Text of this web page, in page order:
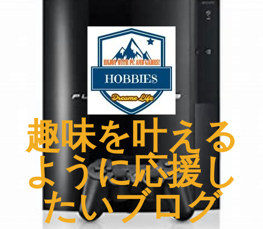
趣味を叶える
ように応援し
たいブログ